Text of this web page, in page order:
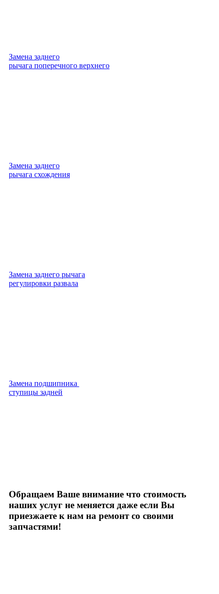
Замена заднего
рычага поперечного верхнего
Замена заднего
рычага схождения
Замена заднего рычага
регулировки развала
Замена подшипника
ступицы задней
Обращаем Ваше внимание что стоимость
наших услуг не меняется даже если Вы
приезжаете к нам на ремонт со своими
запчастями!